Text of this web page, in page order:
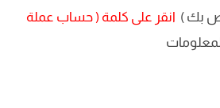
بك ) انقر على كلمة ( حساب عملة